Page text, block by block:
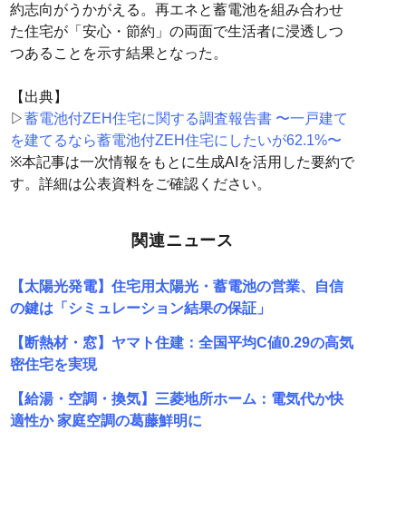
約志向がうかがえる。再エネと蓄電池を組み合わせ
た住宅が「安心・節約」の両面で生活者に浸透しつ
つあることを示す結果となった。
【出典】
▷蓄電池付ZEH住宅に関する調査報告書 〜一戸建て
を建てるなら蓄電池付ZEH住宅にしたいが62.1%〜
※本記事は一次情報をもとに生成AIを活用した要約で
す。詳細は公表資料をご確認ください。
関連ニュース
【太陽光発電】住宅用太陽光・蓄電池の営業、自信
の鍵は「シミュレーション結果の保証」
【断熱材・窓】ヤマト住建：全国平均C値0.29の高気
密住宅を実現
【給湯・空調・換気】三菱地所ホーム：電気代か快
適性か 家庭空調の葛藤鮮明に